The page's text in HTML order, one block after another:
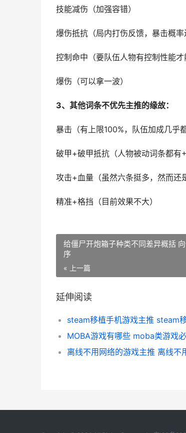
技能减伤（加强容错）
爆伤抵抗（局内打伤反馈，暴击概率
控制命中（要队伍人物有控制性能才
爆伤（可以拿一波）
3、其他词条不优先主推的缘故：
暴击（有上限100%，队伍加成几乎都
破甲+破甲抵抗（人物被动词条都有
攻击+血量（虽然六条挺多，然而还
精准+格挡（目前效果不大）
给僵尸开炮箱子种类不同差异概括
序
« 上一篇
延伸阅读
steam移植手机游戏主推 steam
MOBA游戏有哪些 moba类游戏
离线不用网络的游戏主推 离线不